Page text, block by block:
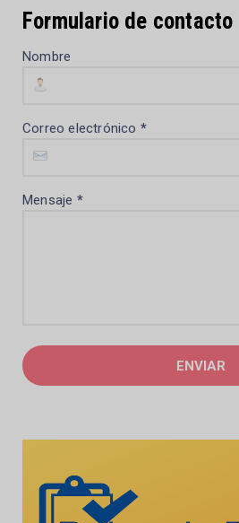
Formulario de contacto
Nombre
Correo electrónico *
Mensaje *